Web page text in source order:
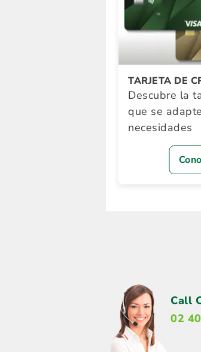
TARJETA DE
Descubre la
que se
necesidades
Call
02